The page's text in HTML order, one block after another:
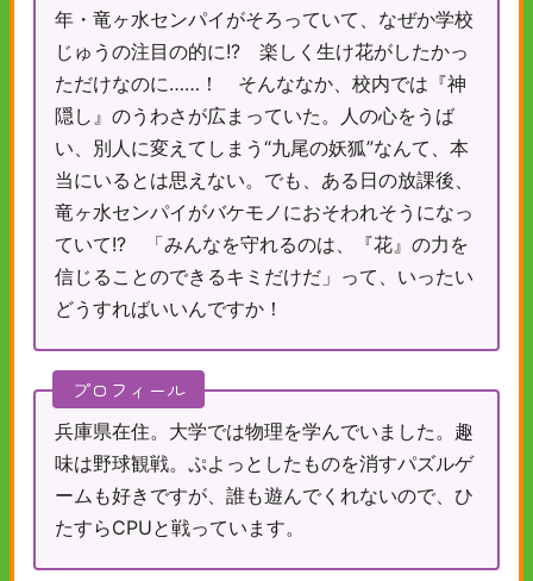
年・竜ヶ水センパイがそろっていて、なぜか学校
じゅうの注目の的に!? 楽しく生け花がしたかっ
ただけなのに……！ そんななか、校内では『神
隠し』のうわさが広まっていた。人の心をうば
い、別人に変えてしまう“九尾の妖狐”なんて、本
当にいるとは思えない。でも、ある日の放課後、
竜ヶ水センパイがバケモノにおそわれそうになっ
ていて!? 「みんなを守れるのは、『花』の力を
信じることのできるキミだけだ」って、いったい
どうすればいいんですか！
プロフィール
兵庫県在住。大学では物理を学んでいました。趣
味は野球観戦。ぷよっとしたものを消すパズルゲ
ームも好きですが、誰も遊んでくれないので、ひ
たすらCPUと戦っています。